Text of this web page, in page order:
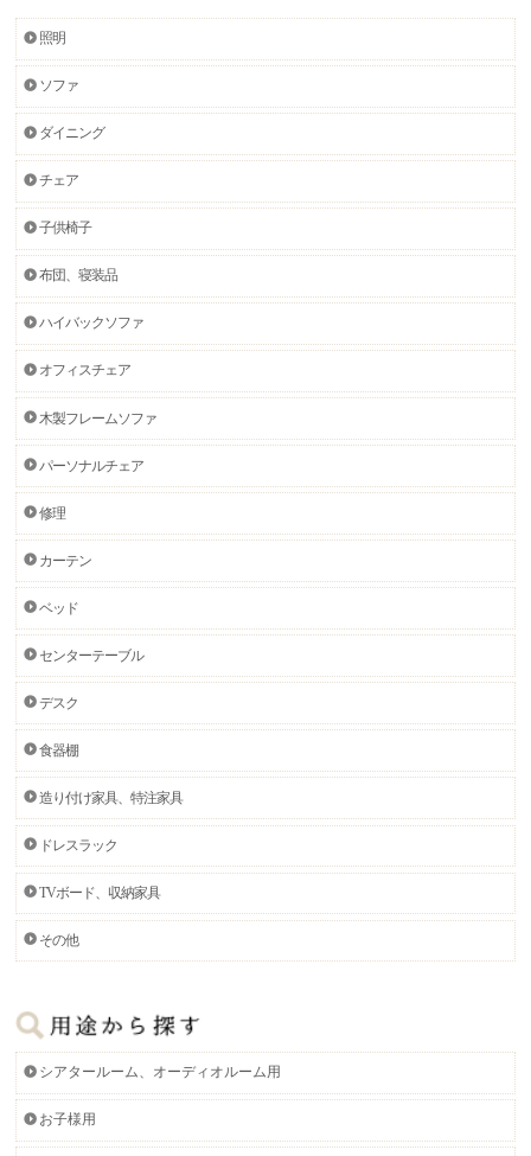
照明
ソファ
ダイニング
チェア
子供椅子
布団、寝装品
ハイバックソファ
オフィスチェア
木製フレームソファ
パーソナルチェア
修理
カーテン
ベッド
センターテーブル
デスク
食器棚
造り付け家具、特注家具
ドレスラック
TVボード、収納家具
その他
シアタールーム、オーディオルーム用
お子様用